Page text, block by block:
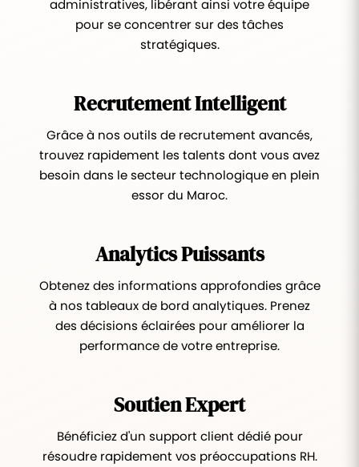
administratives, libérant ainsi votre équipe
pour se concentrer sur des tâches
stratégiques.
Recrutement Intelligent
Grâce à nos outils de recrutement avancés,
trouvez rapidement les talents dont vous avez
besoin dans le secteur technologique en plein
essor du Maroc.
Analytics Puissants
Obtenez des informations approfondies grâce
à nos tableaux de bord analytiques. Prenez
des décisions éclairées pour améliorer la
performance de votre entreprise.
Soutien Expert
Bénéficiez d'un support client dédié pour
résoudre rapidement vos préoccupations RH.